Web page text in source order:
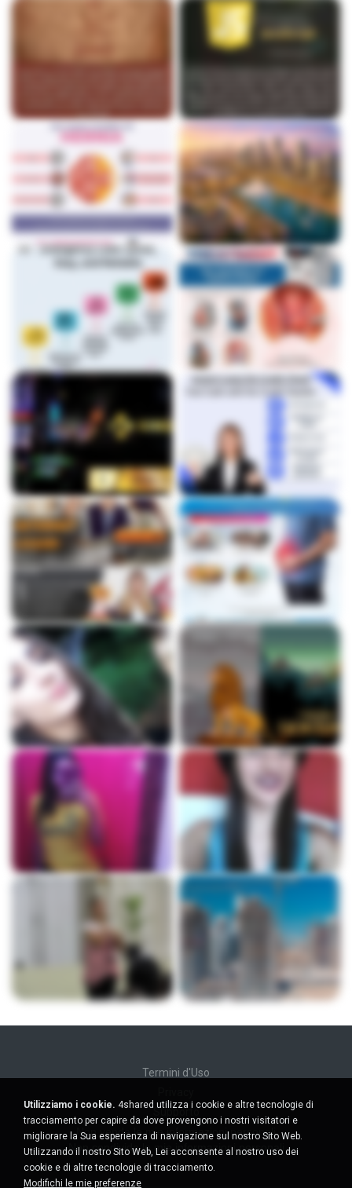
Termini d'Uso
Supporto
Non venda le mie informazioni personali
Non condivida le mie informazioni personali
Utilizziamo i cookie. 4shared utilizza i cookie e altre tecnologie di
tracciamento per capire da dove provengono i nostri visitatori e
migliorare la Sua esperienza di navigazione sul nostro Sito Web.
Utilizzando il nostro Sito Web, Lei acconsente al nostro uso dei
cookie e di altre tecnologie di tracciamento.
Modifichi le mie preferenze